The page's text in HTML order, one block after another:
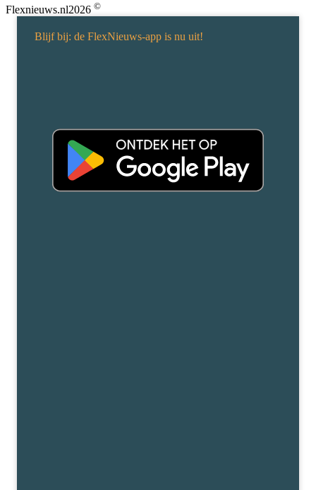
Flexnieuws.nl2026 ©
Blijf bij: de FlexNieuws-app is nu uit!